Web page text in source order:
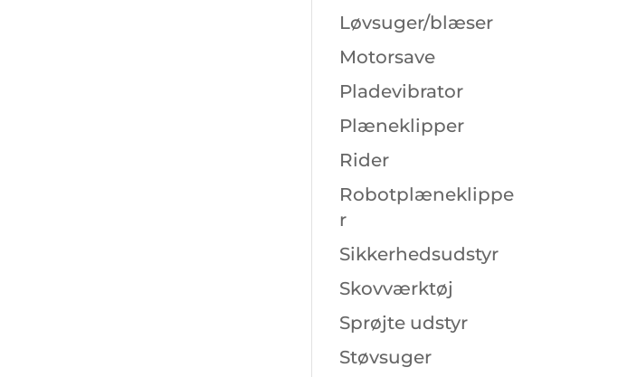
Løvsuger/blæser
Motorsave
Pladevibrator
Plæneklipper
Rider
Robotplæneklippe
r
Sikkerhedsudstyr
Skovværktøj
Sprøjte udstyr
Støvsuger